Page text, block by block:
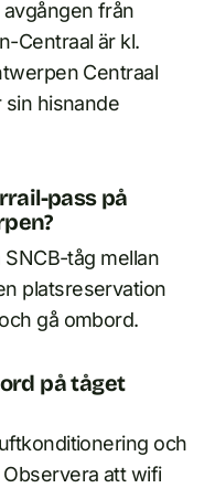
från
Centraal är kl.
Centraal
sin hisnande
pass på
tåg mellan
platsreservation
gå ombord.
på tåget
och
att wifi